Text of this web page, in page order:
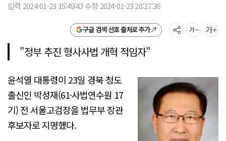
입력 2024-01-23 15:49:43 수정 2024-01-23 20:27:36
구글 검색 선호 출처로 추가
"정부 추진 형사사법 개혁 적임자"
윤석열 대통령이 23일 경북 청도
출신인 박성재(61·사법연수원 17
기) 전 서울고검장을 법무부 장관
후보자로 지명했다.